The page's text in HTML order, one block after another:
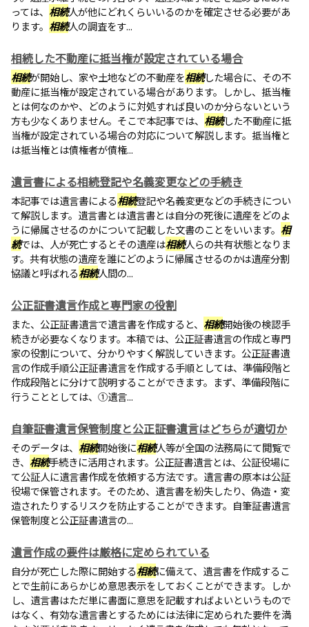
っては、 相続人が他にどれくらいいるのかを確定させる必要があ
ります。 相続人の調査をす...
相続した不動産に抵当権が設定されている場合
相続が開始し、家や土地などの不動産を相続した場合に、その不
動産に抵当権が設定されている場合があります。しかし、抵当権
とは何なのかや、どのように対処すれば良いのか分らないという
方も少なくありません。そこで本記事では、 相続した不動産に抵
当権が設定されている場合の対応について解説します。抵当権と
は抵当権とは債権者が債権...
遺言書による相続登記や名義変更などの手続き
本記事では遺言書による相続登記や名義変更などの手続きについ
て解説します。遺言書とは遺言書とは自分の死後に遺産をどのよ
うに帰属させるのかについて記載した文書のことをいいます。 相
続では、人が死亡するとその遺産は相続人らの共有状態となりま
す。共有状態の遺産を誰にどのように帰属させるのかは遺産分割
協議と呼ばれる相続人間の...
公正証書遺言作成と専門家の役割
また、公正証書遺言で遺言書を作成すると、 相続開始後の検認手
続きが必要なくなります。本稿では、公正証書遺言の作成と専門
家の役割について、分かりやすく解説していきます。公正証書遺
言の作成手順公正証書遺言を作成する手順としては、準備段階と
作成段階とに分けて説明することができます。まず、準備段階に
行うこととしては、①遺言...
自筆証書遺言保管制度と公正証書遺言はどちらが適切か
そのデータは、 相続開始後に相続人等が全国の法務局にて閲覧で
き、 相続手続きに活用されます。公正証書遺言とは、公証役場に
て公証人に遺言書作成を依頼する方法です。遺言書の原本は公証
役場で保管されます。そのため、遺言書を紛失したり、偽造・変
造されたりするリスクを防止することができます。自筆証書遺言
保管制度と公正証書遺言の...
遺言作成の要件は厳格に定められている
自分が死亡した際に開始する相続に備えて、遺言書を作成するこ
とで生前にあらかじめ意思表示をしておくことができます。しか
し、遺言書はただ単に書面に意思を記載すればよいというもので
はなく、有効な遺言書とするためには法律に定められた要件を満